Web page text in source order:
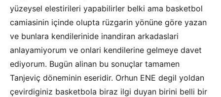
yüzeysel elestirileri yapabilirler belki ama basketbol
camiasinin içinde olupta rüzgarin yönüne göre yazan
ve bunlara kendilerinide inandiran arkadaslari
anlayamiyorum ve onlari kendilerine gelmeye davet
ediyorum. Bugün alinan bu sonuçlar tamamen
Tanjeviç döneminin eseridir. Orhun ENE degil yoldan
çevirdiginiz basketbola biraz ilgi duyan birini belli bir